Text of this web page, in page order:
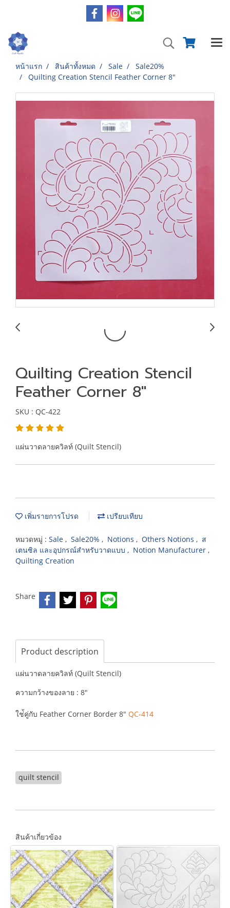
หน้าแรก สินค้าทั้งหมด Sale
Sale20%
Quilting Creation Stencil Feather Corner 8"
Quilting Creation Stencil
Feather Corner 8"
SKU : QC-422
แผ่นวาดลายควิลท์ (Quilt Stencil)
เพิ่มรายการโปรด เปรียบเทียบ
หมวดหมู่ : Sale , Sale20% , Notions , Others Notions , ส
เตนซิล และอุปกรณ์สำหรับวาดแบบ , Notion Manufacturer ,
Quilting Creation
Share
Product description
แผ่นวาดลายควิลท์ (Quilt Stencil)
ความกว้างของลาย : 8"
ใช่้คู่กับ Feather Corner Border 8" QC-414
quilt stencil
สินค้าเกี่ยวข้อง